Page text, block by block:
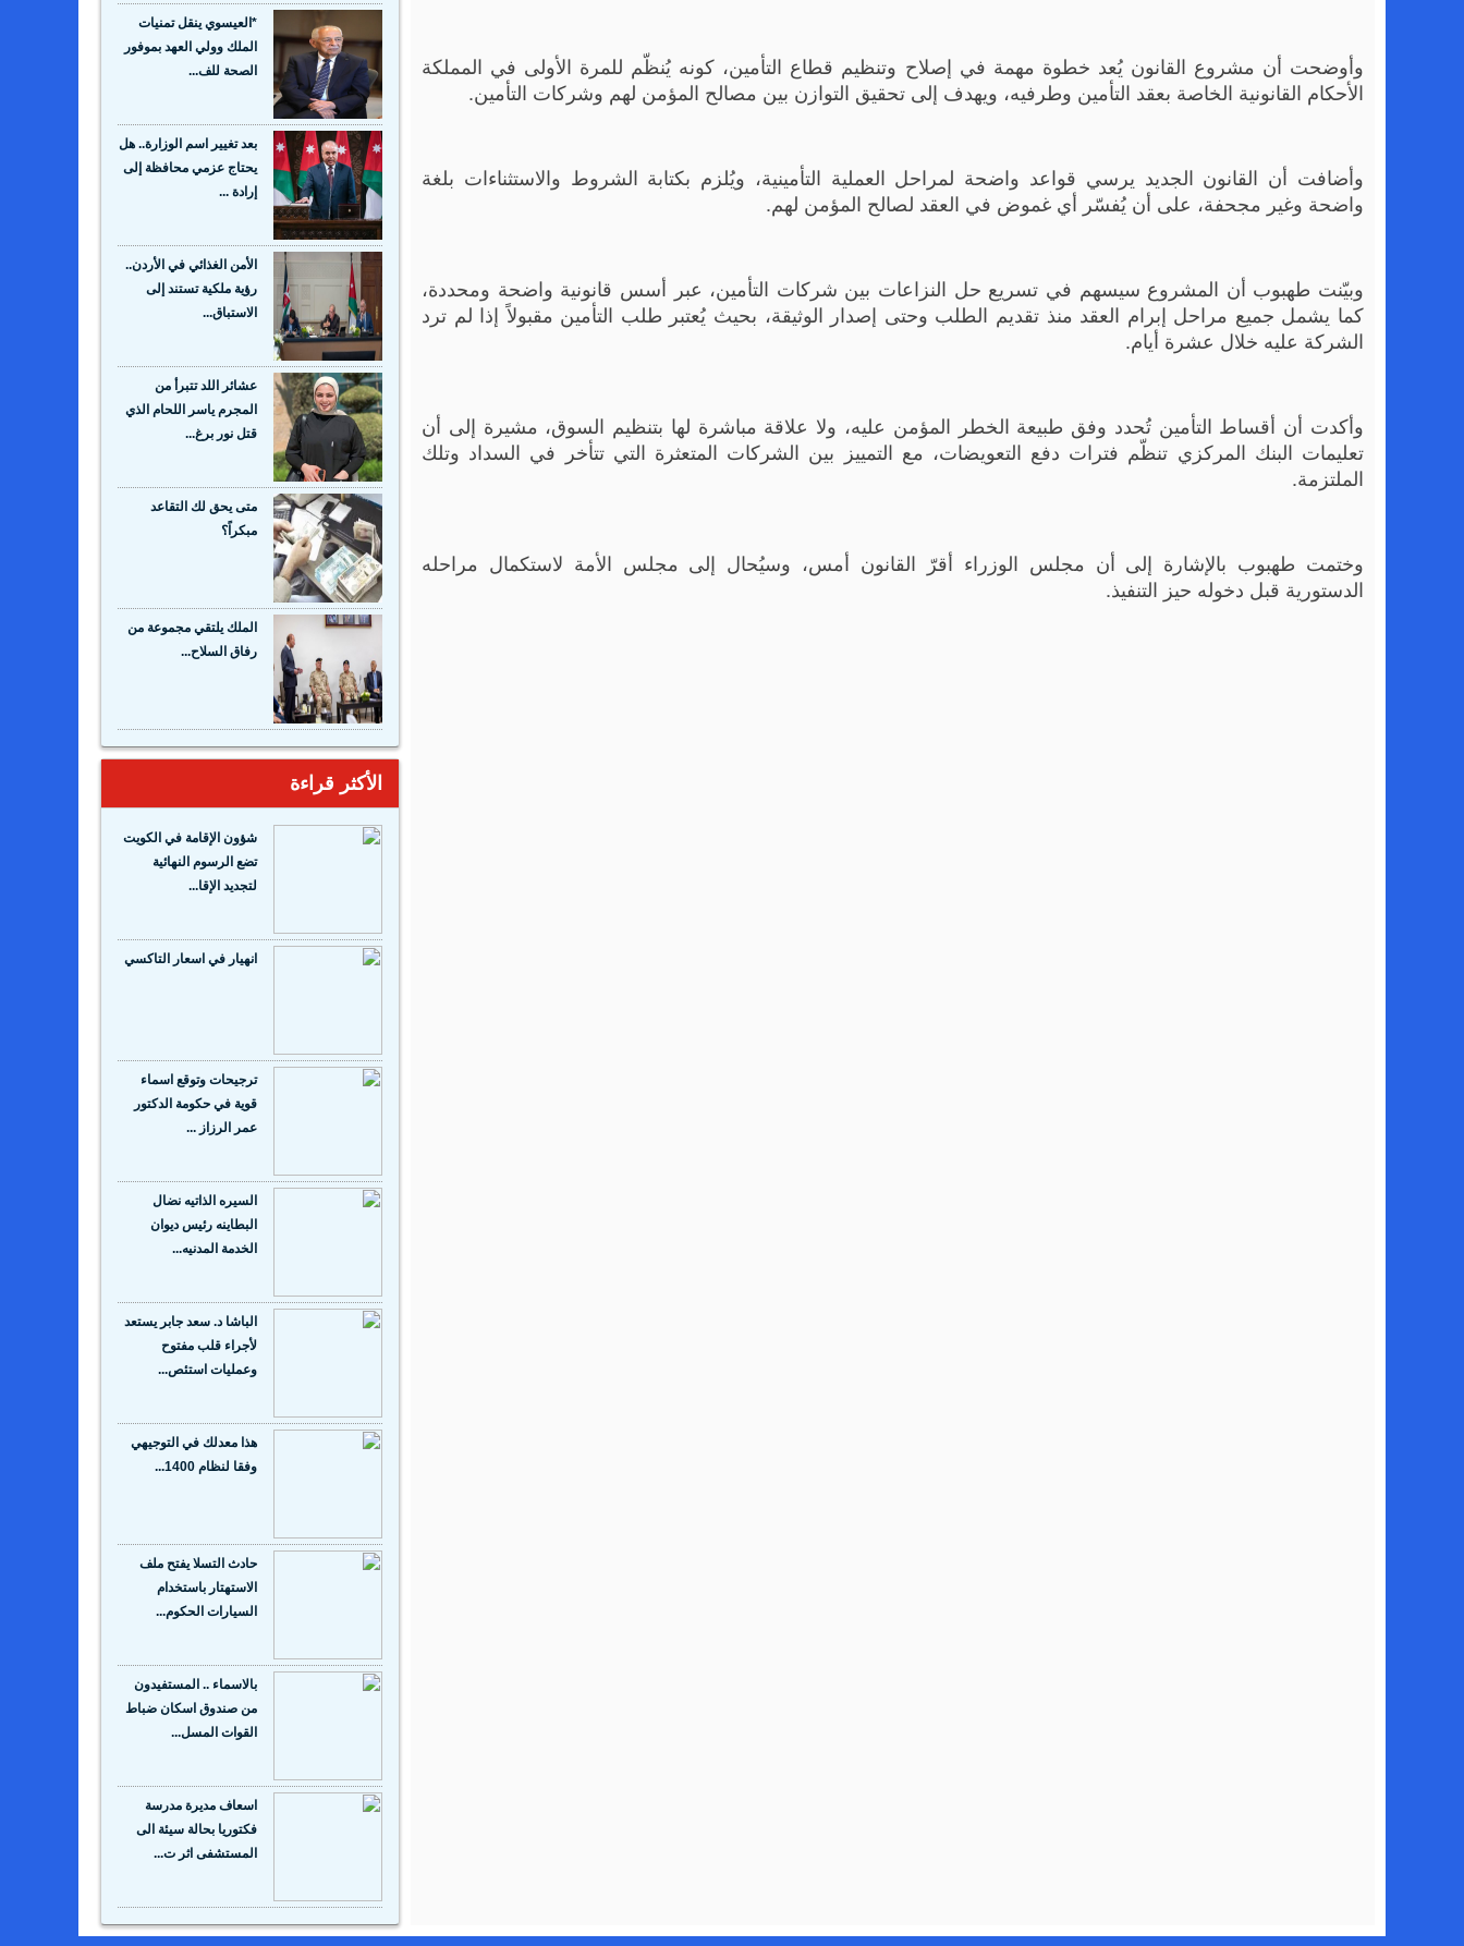
وأوضحت أن مشروع القانون يُعد خطوة مهمة في إصلاح وتنظيم قطاع التأمين، كونه يُنظّم للمرة الأولى في المملكة
الأحكام القانونية الخاصة بعقد التأمين وطرفيه، ويهدف إلى تحقيق التوازن بين مصالح المؤمن لهم وشركات التأمين.
وأضافت أن القانون الجديد يرسي قواعد واضحة لمراحل العملية التأمينية، ويُلزم بكتابة الشروط والاستثناءات بلغة
واضحة وغير مجحفة، على أن يُفسّر أي غموض في العقد لصالح المؤمن لهم.
وبيّنت طهبوب أن المشروع سيسهم في تسريع حل النزاعات بين شركات التأمين، عبر أسس قانونية واضحة ومحددة،
كما يشمل جميع مراحل إبرام العقد منذ تقديم الطلب وحتى إصدار الوثيقة، بحيث يُعتبر طلب التأمين مقبولاً إذا لم ترد
الشركة عليه خلال عشرة أيام.
وأكدت أن أقساط التأمين تُحدد وفق طبيعة الخطر المؤمن عليه، ولا علاقة مباشرة لها بتنظيم السوق، مشيرة إلى أن
تعليمات البنك المركزي تنظّم فترات دفع التعويضات، مع التمييز بين الشركات المتعثرة التي تتأخر في السداد وتلك
الملتزمة.
وختمت طهبوب بالإشارة إلى أن مجلس الوزراء أقرّ القانون أمس، وسيُحال إلى مجلس الأمة لاستكمال مراحله
الدستورية قبل دخوله حيز التنفيذ.
*العيسوي ينقل تمنيات
الملك وولي العهد بموفور
الصحة للف...
بعد تغيير اسم الوزارة.. هل
يحتاج عزمي محافظة إلى
إرادة ...
الأمن الغذائي في الأردن..
رؤية ملكية تستند إلى
الاستباق...
عشائر اللد تتبرأ من
المجرم ياسر اللحام الذي
قتل نور برغ...
متى يحق لك التقاعد
مبكراً؟
الملك يلتقي مجموعة من
رفاق السلاح...
الأكثر قراءة
شؤون الإقامة في الكويت
تضع الرسوم النهائية
لتجديد الإقا...
انهيار في اسعار التاكسي
ترجيحات وتوقع اسماء
قوية في حكومة الدكتور
عمر الرزاز ...
السيره الذاتيه نضال
البطاينه رئيس ديوان
الخدمة المدنيه...
الباشا د. سعد جابر يستعد
لأجراء قلب مفتوح
وعمليات استئص...
هذا معدلك في التوجيهي
وفقا لنظام 1400...
حادث التسلا يفتح ملف
الاستهتار باستخدام
السيارات الحكوم...
بالاسماء .. المستفيدون
من صندوق اسكان ضباط
القوات المسل...
اسعاف مديرة مدرسة
فكتوريا بحالة سيئة الى
المستشفى اثر ت...